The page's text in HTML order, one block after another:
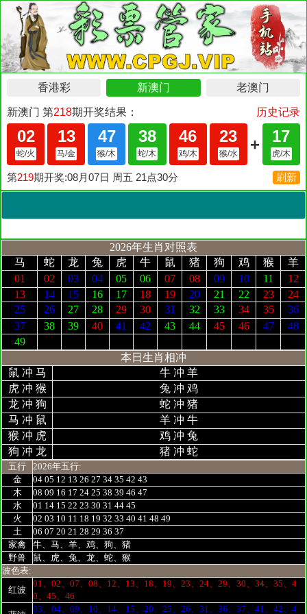
2026年生肖对照表
马
蛇 龙 兔 虎 牛 鼠 猪 狗 鸡 猴
羊
01
02 03 04 05 06 07 08 09 10 11
12
13
14 15 16 17 18 19 20 21 22 23
24
25
26 27 28 29 30 31 32 33 34 35
36
37
38 39 40 41 42 43 44 45 46 47
48
49
本日生肖相冲
鼠 冲 马
牛 冲 羊
虎 冲 猴
兔 冲 鸡
龙 冲 狗
蛇 冲 猪
马 冲 鼠
羊 冲 牛
猴 冲 虎
鸡 冲 兔
狗 冲 龙
猪 冲 蛇
五行
2026年五行:
金
04 05 12 13 26 27 34 35 42 43
木
08 09 16 17 24 25 38 39 46 47
水
01 14 15 22 23 30 31 44 45
火
02 03 10 11 18 19 32 33 40 41 48 49
土
06 07 20 21 28 29 36 37
家禽
牛、马、羊、鸡、狗、猪
野兽
鼠、虎、兔、龙、蛇、猴
波色表:
红波
01、02、07、08、12、13、18、19、23、24、29、30、34、35、4
0、45、46
03、04、09、10、14、15、20、25、26、31、36、37、41、42、4